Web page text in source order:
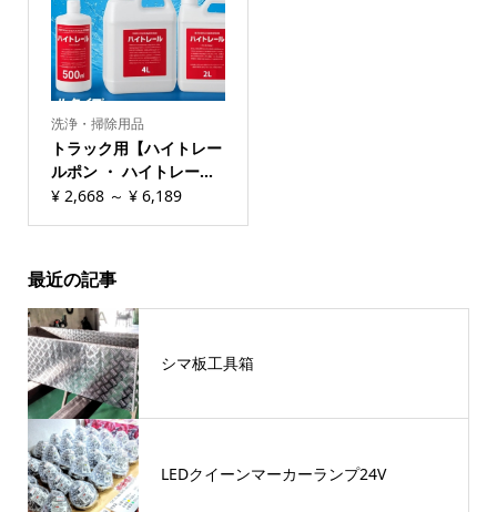
洗浄・掃除用品
トラック用【ハイトレー
ルポン ・ ハイトレー...
¥2,668～ ¥6,189
最近の記事
シマ板工具箱
LEDクイーンマーカーランプ24V